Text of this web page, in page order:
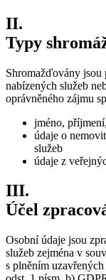
II.
Typy
Shromažďovány jsou
nabízených služeb
oprávněného zájmu
jméno,
údaje o
služeb
údaje z
III.
Účel
Osobní údaje jsou
služeb zejména v
s plněním